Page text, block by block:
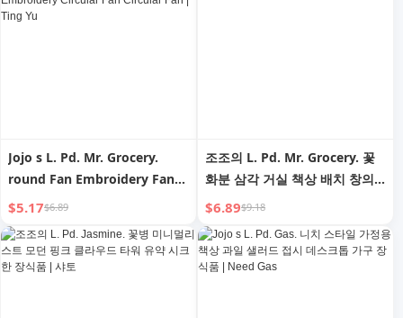
Jojo s L. Pd. Mr. Grocery.
round Fan Embroidery Fan
Double-Sided Embroidery
Circular Fan Suzhou
Embroidery Circular Fan
Circular Fan | Ting Yu
$5.17$6.89
조조의 L. Pd. Mr. Grocery. 꽃
화분 삼각 거실 책상 배치 창의
적 | General Wu
$6.89$9.18